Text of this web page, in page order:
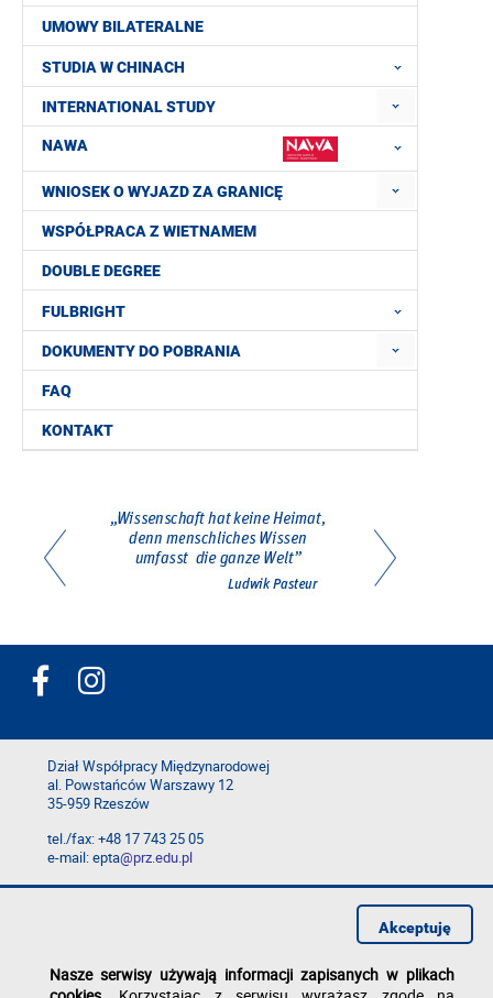
UMOWY BILATERALNE
STUDIA W CHINACH
INTERNATIONAL STUDY
NAWA
WNIOSEK O WYJAZD ZA GRANICĘ
WSPÓŁPRACA Z WIETNAMEM
DOUBLE DEGREE
FULBRIGHT
DOKUMENTY DO POBRANIA
FAQ
KONTAKT
Dział Współpracy Międzynarodowej
al. Powstańców Warszawy 12
35-959 Rzeszów
tel./fax: +48 17 743 25 05
e-mail: epta@prz.edu.pl
Deklaracja dostępności
Nasze serwisy używają informacji zapisanych w plikach
Akceptuję